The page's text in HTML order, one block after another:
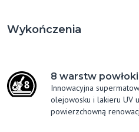
Wykończenia
8 warstw
Innowacyjna
olejowosku i lakieru UV
powierzchowną